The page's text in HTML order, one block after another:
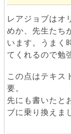
レアジョブはオ
めか、先生たち
います。うまく
てくれるので勉
この点はテキス
要。
先にも書いたと
ブに乗り換えま